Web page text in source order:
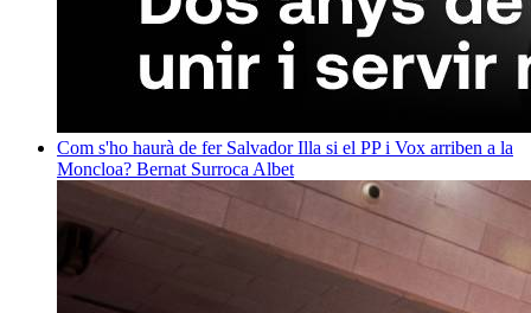
Com s'ho haurà de fer Salvador Illa si el PP i Vox arriben a la
Moncloa? Bernat Surroca Albet